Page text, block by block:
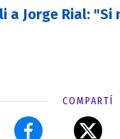
a Jorge Rial: "Si
COMPARTÍ